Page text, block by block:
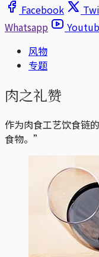
Facebook
Whatsapp
风物
专题
肉之礼赞
作为肉食工艺饮食链
食物。”